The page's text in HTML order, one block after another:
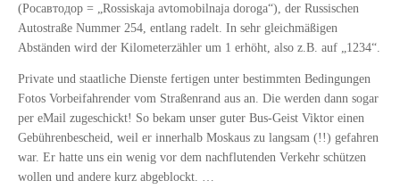
(Росавтодор = „Rossiskaja avtomobilnaja doroga“), der Russischen
Autostraße Nummer 254, entlang radelt. In sehr gleichmäßigen
Abständen wird der Kilometerzähler um 1 erhöht, also z.B. auf „1234“.
Private und staatliche Dienste fertigen unter bestimmten Bedingungen
Fotos Vorbeifahrender vom Straßenrand aus an. Die werden dann sogar
per eMail zugeschickt! So bekam unser guter Bus-Geist Viktor einen
Gebührenbescheid, weil er innerhalb Moskaus zu langsam (!!) gefahren
war. Er hatte uns ein wenig vor dem nachflutenden Verkehr schützen
wollen und andere kurz abgeblockt. …